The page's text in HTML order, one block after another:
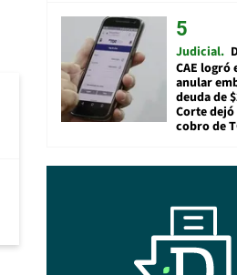
Judicial
CAE logró
anular
deuda de
Corte
cobro de